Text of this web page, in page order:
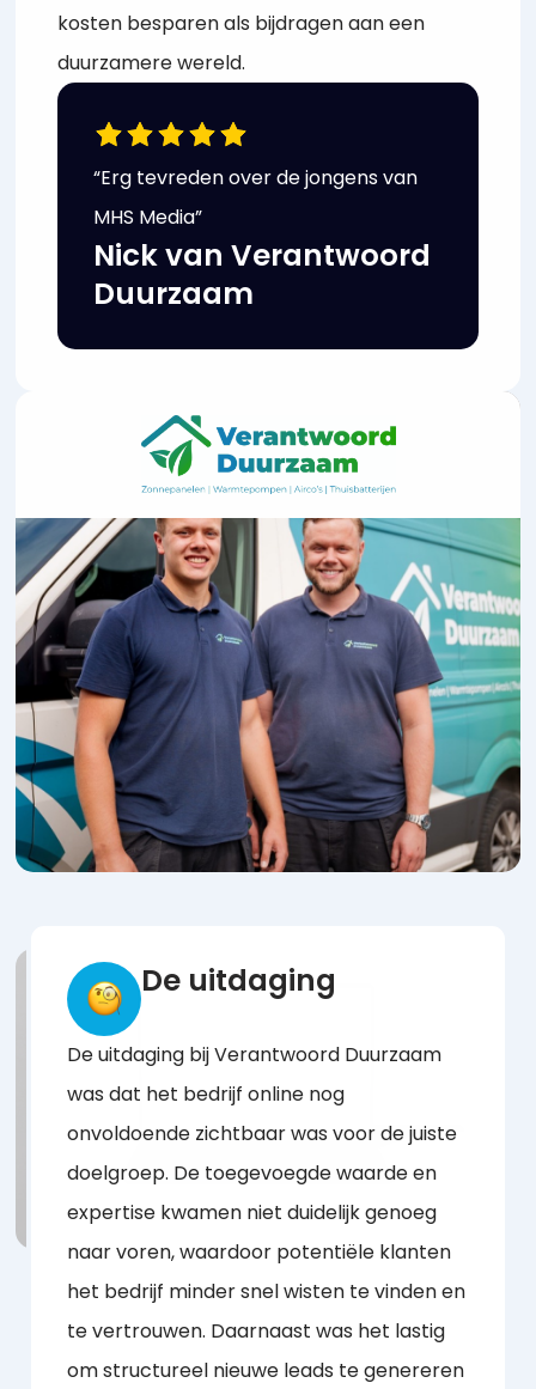
kosten besparen als bijdragen aan een
duurzamere wereld.
“Erg tevreden over de jongens van
MHS Media”
Nick van Verantwoord
Duurzaam
De uitdaging
De uitdaging bij Verantwoord Duurzaam
was dat het bedrijf online nog
onvoldoende zichtbaar was voor de juiste
doelgroep. De toegevoegde waarde en
expertise kwamen niet duidelijk genoeg
naar voren, waardoor potentiële klanten
het bedrijf minder snel wisten te vinden en
te vertrouwen. Daarnaast was het lastig
om structureel nieuwe leads te genereren